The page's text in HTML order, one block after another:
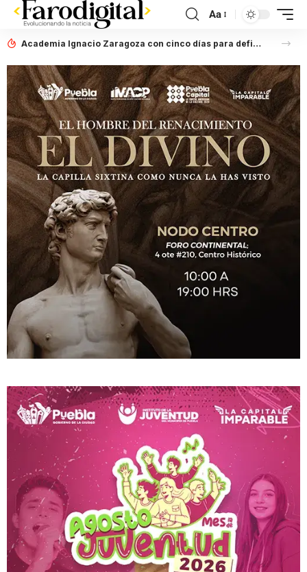
Aa
Academia Ignacio Zaragoza con cinco días para definir situación